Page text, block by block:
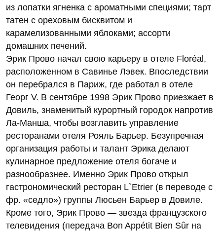
из лопатки ягненка с ароматными специями; тарт
татен с ореховым бисквитом и
карамелизованными яблоками; ассорти
домашних печений.
Эрик Прово начал свою карьеру в отеле Floréal,
расположенном в Савинье Лэвек. Впоследствии
он перебрался в Париж, где работал в отеле
Георг V. В сентябре 1998 Эрик Прово приезжает в
Довиль, знаменитый курортный городок напротив
Ла-Манша, чтобы возглавить управление
ресторанами отеля Рояль Барьер. Безупречная
организация работы и талант Эрика делают
кулинарное предложение отеля богаче и
разнообразнее. Именно Эрик Прово открыл
гастрономический ресторан L`Etrier (в переводе с
фр. «седло») группы Люсьен Барьер в Довиле.
Кроме того, Эрик Прово — звезда французского
телевидения (передача Bon Appétit Bien Sûr на